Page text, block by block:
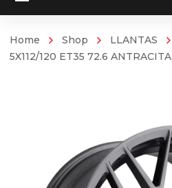
Home Shop LLANTAS
5X112/120 ET35 72.6 ANTRACITA